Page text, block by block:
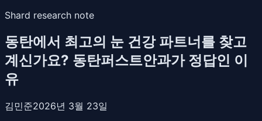
Shard research note
동탄에서 최고의 눈 건강 파트너를 찾고
계신가요? 동탄퍼스트안과가 정답인 이
유
김민준2026년 3월 23일